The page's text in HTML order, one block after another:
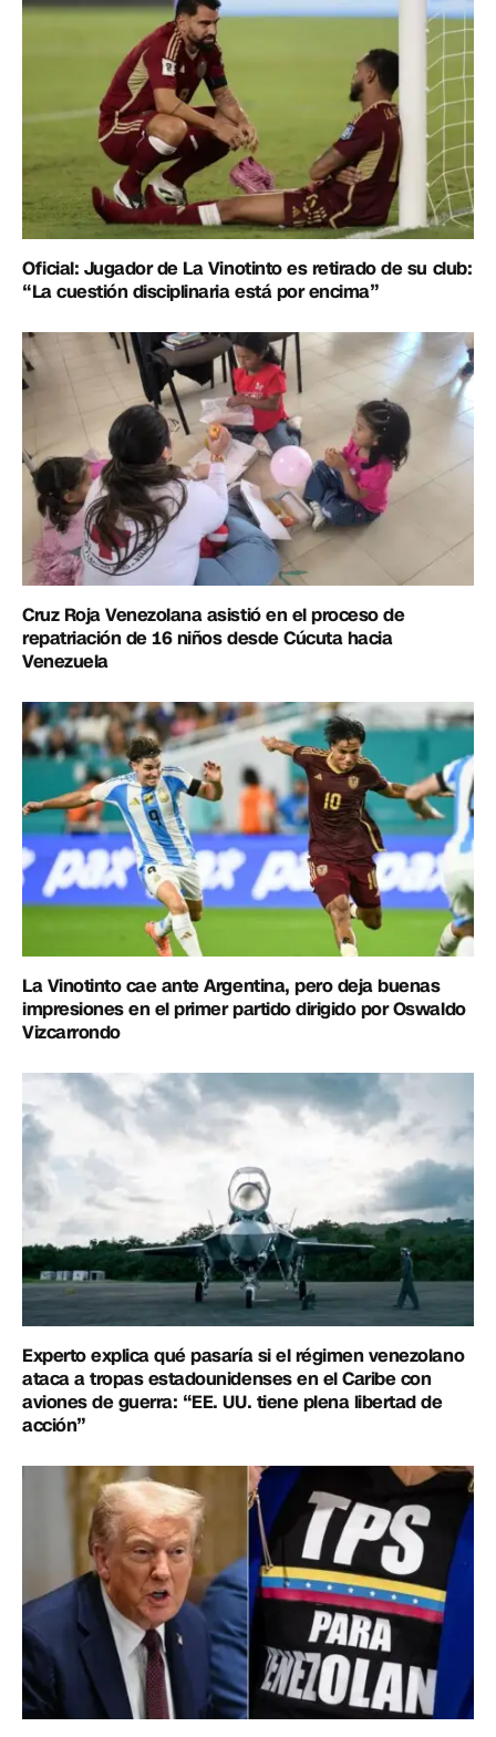
Oficial: Jugador de La Vinotinto es retirado de su club:
“La cuestión disciplinaria está por encima”
Cruz Roja Venezolana asistió en el proceso de
repatriación de 16 niños desde Cúcuta hacia
Venezuela
La Vinotinto cae ante Argentina, pero deja buenas
impresiones en el primer partido dirigido por Oswaldo
Vizcarrondo
Experto explica qué pasaría si el régimen venezolano
ataca a tropas estadounidenses en el Caribe con
aviones de guerra: “EE. UU. tiene plena libertad de
acción”